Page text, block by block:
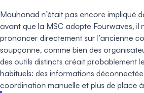
Mouhanad n’était pas encore impliqué
avant que la MSC adopte Fourwaves, il
prononcer directement sur l’ancienne
soupçonne, comme bien des
des outils distincts créait probablement
habituels: des informations
coordination manuelle et plus de place